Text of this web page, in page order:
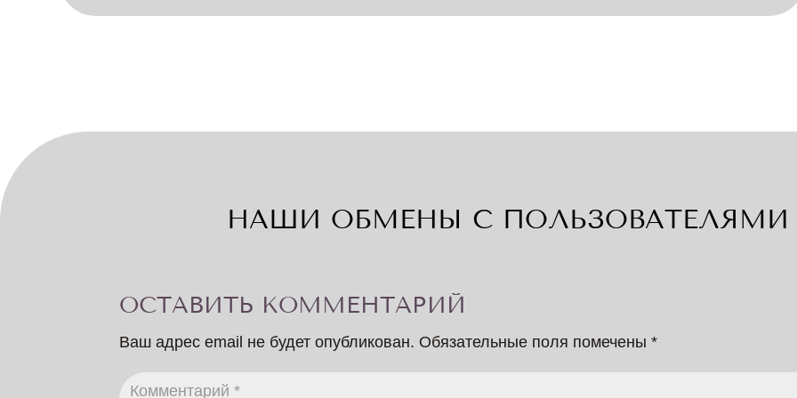
НАШИ ОБМЕНЫ С ПОЛЬЗОВАТЕЛЯМИ
ОСТАВИТЬ КОММЕНТАРИЙ
Ваш адрес email не будет опубликован. Обязательные поля помечены*